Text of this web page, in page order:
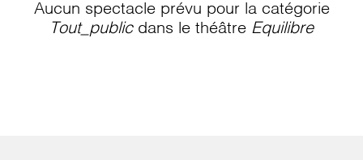
Aucun spectacle prévu pour la catégorie
Tout_publicdans le théâtre Equilibre